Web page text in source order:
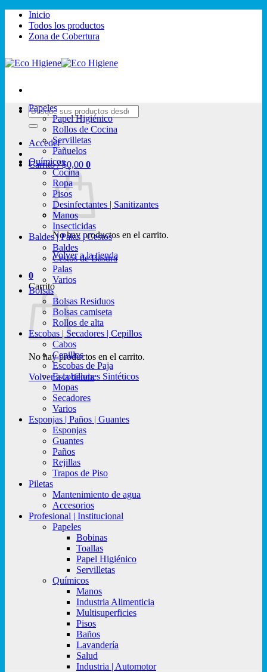
Saltar
contenido
Inicio
Todos los productos
Zona de Cobertura
Buscar
por:
Acceder
Carrito /$0,00 0
No hay productos en el carrito.
Volver a la tienda
0
Carrito
No hay productos en el carrito.
Volver a la tienda
Papeles
Papel Higiénico
Rollos de Cocina
Servilletas
Pañuelos
Químicos
Cocina
Ropa
Pisos
Desinfectantes | Sanitizantes
Manos
Insecticidas
Baldes | Palas | Cestos
Baldes
Cestos de Basura
Palas
Varios
Bolsas
Bolsas Residuos
Bolsas camiseta
Rollos de alta
Escobas | Secadores | Cepillos
Cabos
Cepillos
Escobas de Paja
Escobillones Sintéticos
Mopas
Secadores
Varios
Esponjas | Paños | Guantes
Esponjas
Guantes
Paños
Rejillas
Trapos de Piso
Piletas
Mantenimiento de agua
Accesorios
Profesional | Institucional
Papeles
Bobinas
Toallas
Papel Higiénico
Servilletas
Químicos
Manos
Industria Alimenticia
Multisuperficies
Pisos
Baños
Lavandería
Salud
Industria | Automotor